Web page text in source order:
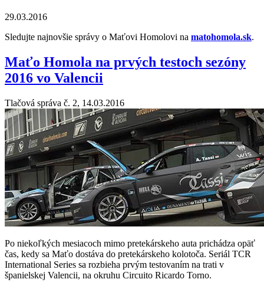
29.03.2016
Sledujte najnovšie správy o Maťovi Homolovi na matohomola.sk.
Maťo Homola na prvých testoch sezóny
2016 vo Valencii
Tlačová správa č. 2, 14.03.2016
Po niekoľkých mesiacoch mimo pretekárskeho auta prichádza opäť
čas, kedy sa Maťo dostáva do pretekárskeho kolotoča. Seriál TCR
International Series sa rozbieha prvým testovaním na trati v
španielskej Valencii, na okruhu Circuito Ricardo Torno.